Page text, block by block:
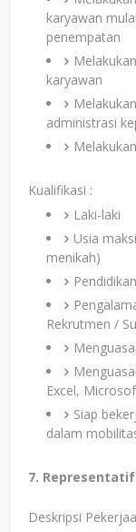
karyawan
penempatan
karyawan
administrasi
Kualifikasi :
Laki-laki
Usia
menikah)
Rekrutmen /
Excel,
Siap
dalam
7.
Deskripsi